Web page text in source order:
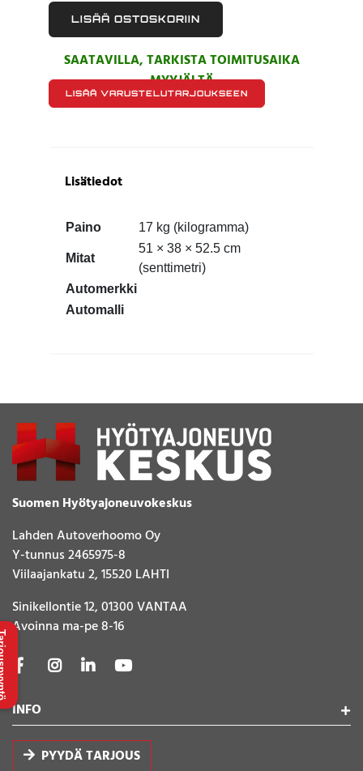
LISÄÄ OSTOSKORIIN
SAATAVILLA, TARKISTA TOIMITUSAIKA
MYYJÄLTÄ
LISÄÄ VARUSTELUTARJOUKSEEN
Lisätiedot
Paino 17 kg (kilogramma)
Mitat
51 × 38 × 52.5 cm
(senttimetri)
Automerkki
Automalli
Suomen Hyötyajoneuvokeskus
Lahden Autoverhoomo Oy
Y-tunnus 2465975-8
Viilaajankatu 2, 15520 LAHTI
Sinikellontie 12, 01300 VANTAA
Avoinna ma-pe 8-16
INFO
PYYDÄ TARJOUS